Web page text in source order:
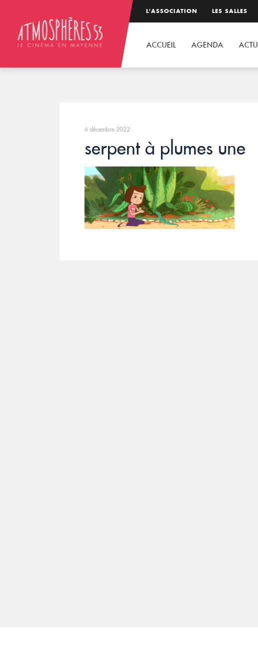
L’ASSOCIATION LES SALLES
ACCUEIL AGENDA ACTU
6 décembre 2022
serpent à plumes une